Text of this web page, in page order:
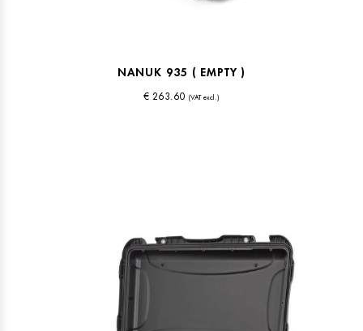
NANUK 935 ( EMPTY )
€ 263.60 (VAT excl.)